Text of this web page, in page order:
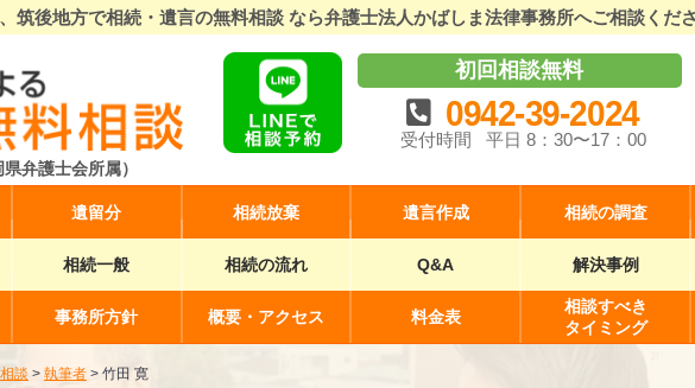
筑後地方で相続・遺言の無料相談 なら弁護士法人かばしま法律事務所へご相談くだ
弁護士会所属）
初回相談無料
0942-39-2024
受付時間 平日 8：30〜17：00
遺留分 相続放棄 遺言作成 相続の調査
相続一般 相続の流れ Q&A 解決事例
事務所方針 概要・アクセス 料金表
相談すべき
タイミング
談 > 執筆者 > 竹田 寛